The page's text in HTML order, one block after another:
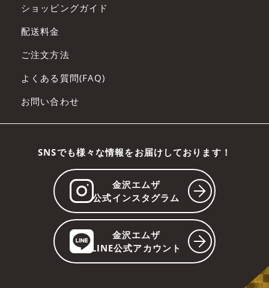
ショッピングガイド
配送料金
ご注文方法
よくある質問(FAQ)
お問い合わせ
SNSでも様々な情報をお届けしております！
金沢エムザ
公式インスタグラム
金沢エムザ
LINE公式アカウント